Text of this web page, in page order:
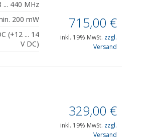
... 440 MHz
200 mW
(+12 ... 14
V DC)
715,00 €
inkl. 19% MwSt. zzgl.
Versand
329,00 €
inkl. 19% MwSt. zzgl.
Versand